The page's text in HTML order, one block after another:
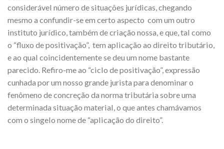
considerável número de situações jurídicas, chegando
mesmo a confundir-se em certo aspecto com um outro
instituto jurídico, também de criação nossa, e que, tal como
o “fluxo de positivação”, tem aplicação ao direito tributário,
e ao qual coincidentemente se deu um nome bastante
parecido. Refiro-me ao “ciclo de positivação”, expressão
cunhada por um nosso grande jurista para denominar o
fenômeno de concreção da norma tributária sobre uma
determinada situação material, o que antes chamávamos
com o singelo nome de “aplicação do direito”.